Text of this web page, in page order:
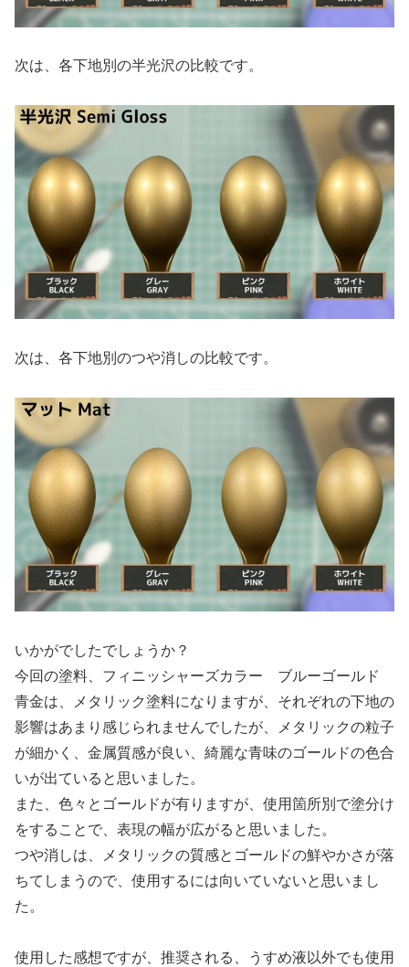
次は、各下地別の半光沢の比較です。
次は、各下地別のつや消しの比較です。
いかがでしたでしょうか？
今回の塗料、フィニッシャーズカラー ブルーゴールド
青金は、メタリック塗料になりますが、それぞれの下地の
影響はあまり感じられませんでしたが、メタリックの粒子
が細かく、金属質感が良い、綺麗な青味のゴールドの色合
いが出ていると思いました。
また、色々とゴールドが有りますが、使用箇所別で塗分け
をすることで、表現の幅が広がると思いました。
つや消しは、メタリックの質感とゴールドの鮮やかさが落
ちてしまうので、使用するには向いていないと思いまし
た。
使用した感想ですが、推奨される、うすめ液以外でも使用